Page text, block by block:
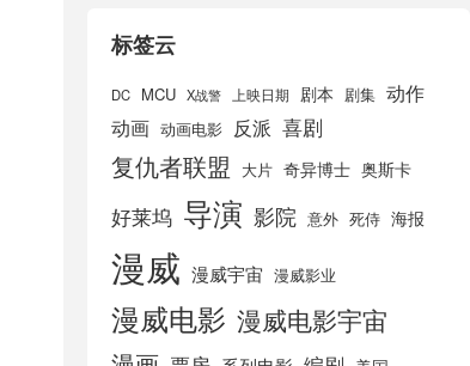
标签云
DC MCU X战警 上映日期 剧本 剧集 动作
动画 动画电影 反派 喜剧
复仇者联盟 大片 奇异博士 奥斯卡
好莱坞 导演 影院 意外 死侍 海报
漫威 漫威宇宙 漫威影业
漫威电影 漫威电影宇宙